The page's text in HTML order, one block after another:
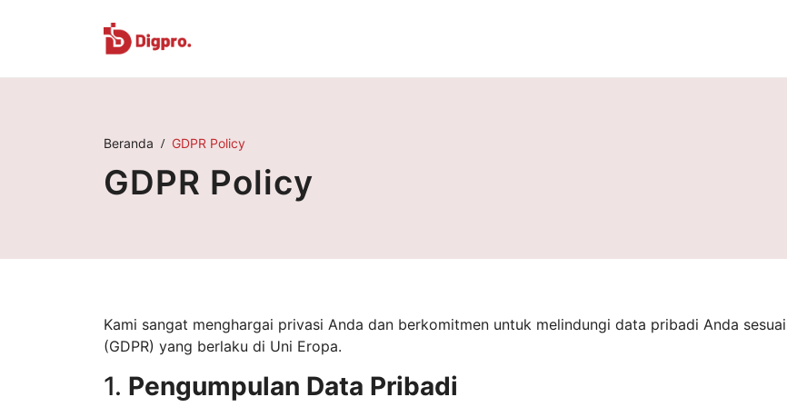
Beranda GDPR Policy
GDPR Policy
Kami sangat menghargai privasi Anda dan berkomitmen untuk melindungi data pribadi Anda
(GDPR) yang berlaku di Uni Eropa.
1. Pengumpulan Data Pribadi